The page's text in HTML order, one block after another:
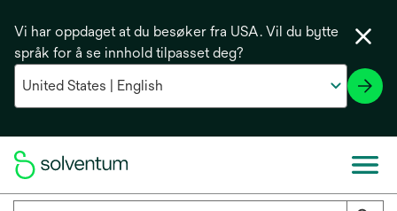
Vi har oppdaget at du besøker fra USA. Vil du bytte
språk for å se innhold tilpasset deg?